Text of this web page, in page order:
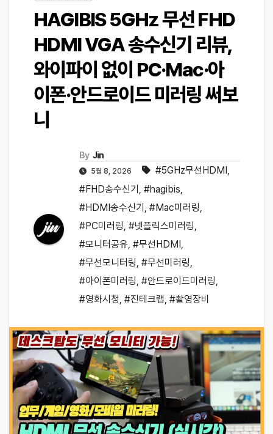
HAGIBIS 5GHz 무선 FHD
HDMI VGA 송수신기 리뷰,
와이파이 없이 PC·Mac·아
이폰·안드로이드 미러링 써보
니
By Jin
5월 8, 2026 #5GHz무선HDMI ,
#FHD송수신기 , #hagibis,
#HDMI송수신기 , #Mac미러링,
#PC미러링, #넷플릭스미러링,
#모니터공유, #무선HDMI ,
#무선모니터링, #무선미러링,
#아이폰미러링, #안드로이드미러링,
#영화시청, #진테크랩, #촬영장비